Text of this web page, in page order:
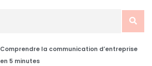
Comprendre la communication d’entreprise
en 5 minutes